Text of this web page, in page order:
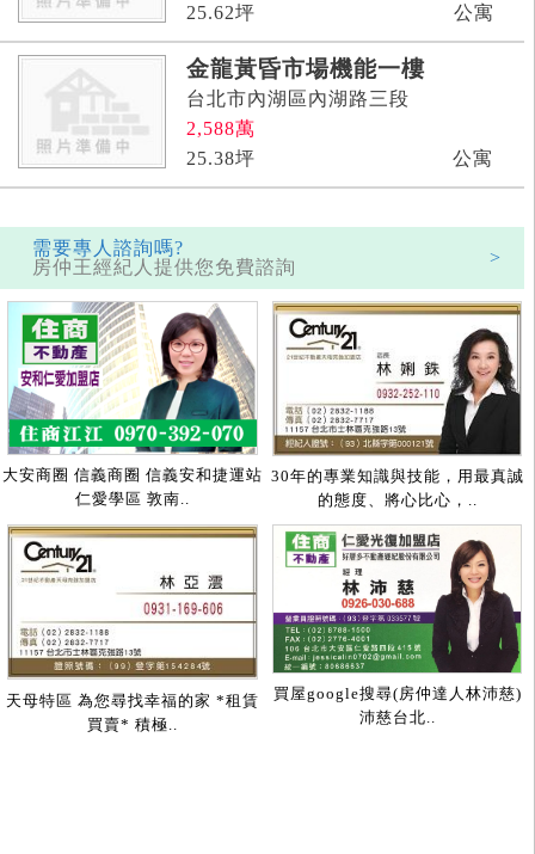
25.62坪 公寓
金龍黃昏市場機能一樓
台北市內湖區內湖路三段
2,588萬
25.38坪 公寓
需要專人諮詢嗎?
房仲王經紀人提供您免費諮詢
>
大安商圈 信義商圈 信義安和捷運站
仁愛學區 敦南..
30年的專業知識與技能，用最真誠
的態度、將心比心，..
天母特區 為您尋找幸福的家 *租賃
買賣* 積極..
買屋google搜尋(房仲達人林沛慈)
沛慈台北..